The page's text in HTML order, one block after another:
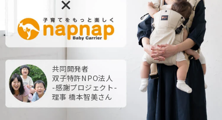
共同開発者
双子特許NPO法人
-感謝プロジェクト-
理事 橋本智美さん